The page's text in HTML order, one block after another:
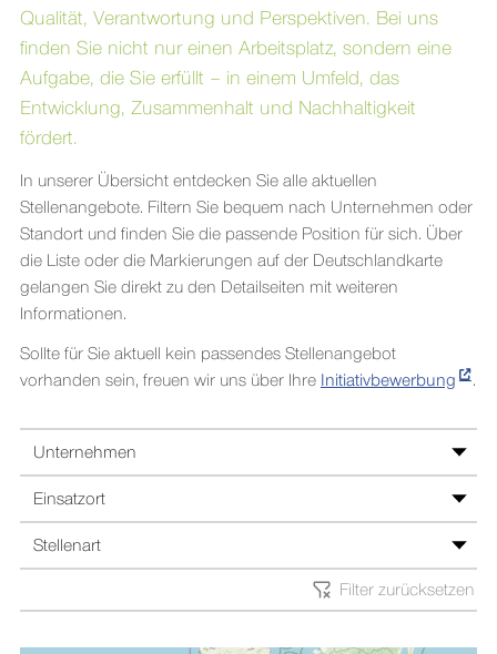
Qualität, Verantwortung und Perspektiven. Bei uns
finden Sie nicht nur einen Arbeitsplatz, sondern eine
Aufgabe, die Sie erfüllt – in einem Umfeld, das
Entwicklung, Zusammenhalt und Nachhaltigkeit
fördert.
In unserer Übersicht entdecken Sie alle aktuellen
Stellenangebote. Filtern Sie bequem nach Unternehmen oder
Standort und finden Sie die passende Position für sich. Über
die Liste oder die Markierungen auf der Deutschlandkarte
gelangen Sie direkt zu den Detailseiten mit weiteren
Informationen.
Sollte für Sie aktuell kein passendes Stellenangebot
vorhanden sein, freuen wir uns über Ihre Initiativbewerbung .
Unternehmen
Spenner
Spenner Herkules
Einsatzort
Berlin
Brilon
Stellenart
Benutzen Sie die Pfeiltasten, um Optionen zu wechseln. Mit
Filter zurücksetzen